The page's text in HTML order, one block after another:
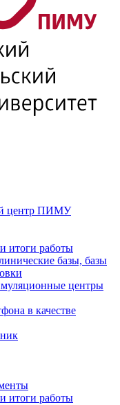
центр ПИМУ
итоги работы
базы, базы
центры
в качестве
итоги работы